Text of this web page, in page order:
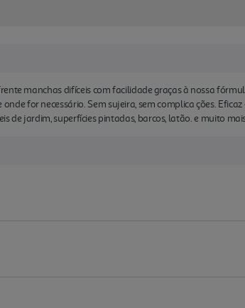
manchas difíceis com facilidade graças à nossa
for necessário. Sem sujeira, sem complica ções.
de jardim, superfícies pintadas, barcos, latão. e muito